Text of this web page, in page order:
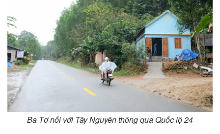
Doanh nghiệp
Thông tin doanh nghiệp
Sành điệu
Ba Tơ nối với Tây Nguyên thông qua Quốc lộ 24